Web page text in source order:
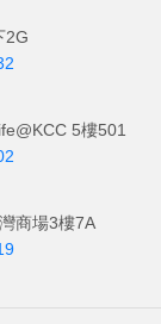
2G
5樓501
商場3樓7A